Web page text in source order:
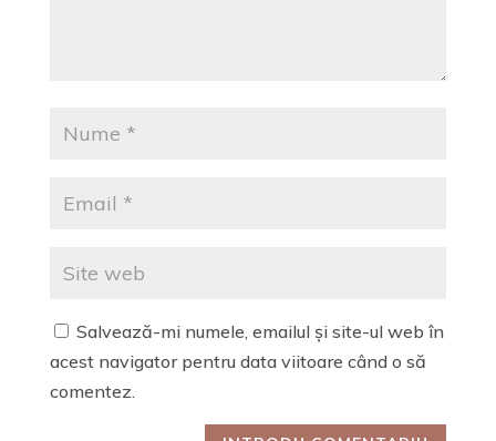
Salvează-mi numele, emailul și site-ul web în
acest navigator pentru data viitoare când o să
comentez.